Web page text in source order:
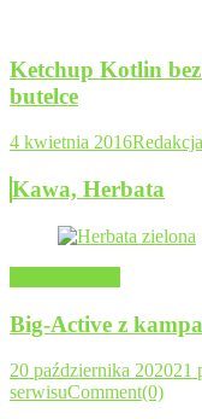
Ketchup Kotlin
butelce
4 kwietnia 2016Redakcja
Kawa, Herbata
Big-Active z
20 października 202021
serwisuComment(0)